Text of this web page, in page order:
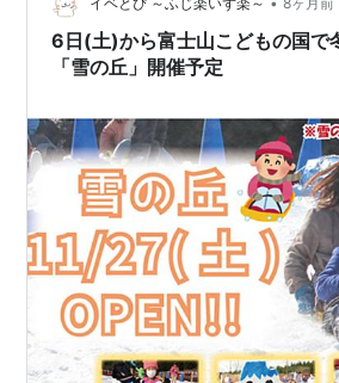
6日(土)から富士山こどもの国で
「雪の丘」開催予定